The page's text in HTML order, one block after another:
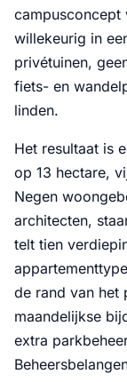
campusconcept
willekeurig in
privétuinen,
fiets- en
linden.
Het resultaat is
op 13 hectare,
Negen
architecten,
telt tien
de rand van het
maandelijkse
extra